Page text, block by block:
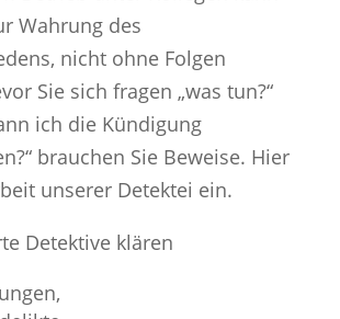
Wahrung des
nicht ohne Folgen
Sie sich fragen „was tun?“
ich die Kündigung
brauchen Sie Beweise. Hier
unserer Detektei ein.
Detektive klären